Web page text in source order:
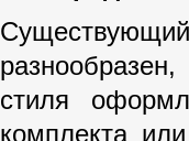
стиля
комплекта